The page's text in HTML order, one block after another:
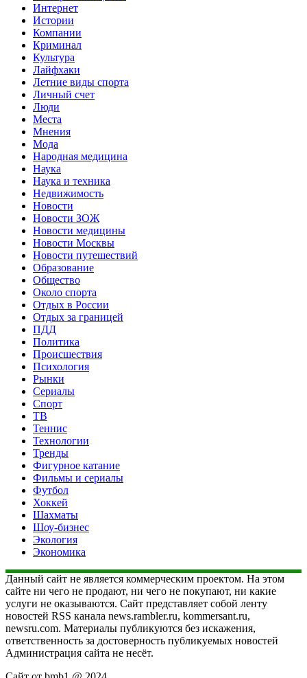
Интернет
Истории
Компании
Криминал
Культура
Лайфхаки
Летние виды спорта
Личный счет
Люди
Места
Мнения
Мода
Народная медицина
Наука
Наука и техника
Недвижимость
Новости
Новости ЗОЖ
Новости медицины
Новости Москвы
Новости путешествий
Образование
Общество
Около спорта
Отдых в России
Отдых за границей
ПДД
Политика
Происшествия
Психология
Рынки
Сериалы
Спорт
ТВ
Теннис
Технологии
Тренды
Фигурное катание
Фильмы и сериалы
Футбол
Хоккей
Шахматы
Шоу-бизнес
Экология
Экономика
Данный сайт не является коммерческим проектом. На этом
сайте ни чего не продают, ни чего не покупают, ни какие
услуги не оказываются. Сайт представляет собой ленту
новостей RSS канала news.rambler.ru, kommersant.ru,
newsru.com. Материалы публикуются без искажения,
ответственность за достоверность публикуемых новостей
Администрация сайта не несёт.